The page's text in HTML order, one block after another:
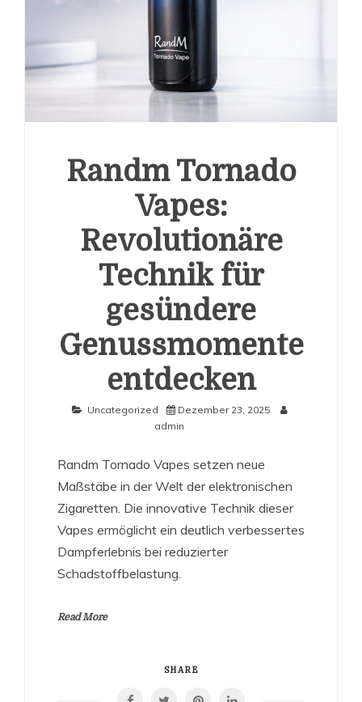
Randm Tornado
Vapes:
Revolutionäre
Technik für
gesündere
Genussmomente
entdecken
Uncategorized
Dezember 23, 2025
admin
Randm Tornado Vapes setzen neue
Maßstäbe in der Welt der elektronischen
Zigaretten. Die innovative Technik dieser
Vapes ermöglicht ein deutlich verbessertes
Dampferlebnis bei reduzierter
Schadstoffbelastung.
Read More
SHARE